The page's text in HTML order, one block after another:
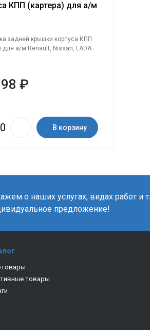
КПП (картера) для а/м
задней крышки корпуса КПП
для а/м Renault, Nissan, LADA
₽
В корзину
о наших услугах, видах работ и
предложение!
товары